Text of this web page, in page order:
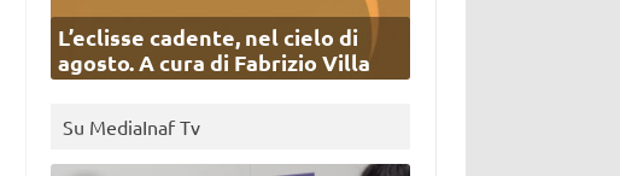
L’eclisse cadente, nel cielo di
agosto. A cura di Fabrizio Villa
Su MediaInaf Tv